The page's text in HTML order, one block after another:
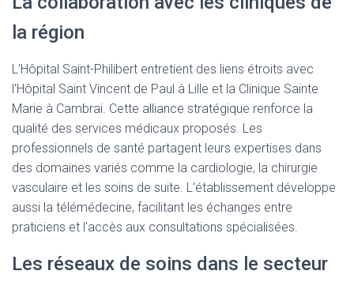
la région
L'Hôpital Saint-Philibert entretient des liens étroits avec
l'Hôpital Saint Vincent de Paul à Lille et la Clinique Sainte
Marie à Cambrai. Cette alliance stratégique renforce la
qualité des services médicaux proposés. Les
professionnels de santé partagent leurs expertises dans
des domaines variés comme la cardiologie, la chirurgie
vasculaire et les soins de suite. L'établissement développe
aussi la télémédecine, facilitant les échanges entre
praticiens et l'accès aux consultations spécialisées.
Les réseaux de soins dans le secteur